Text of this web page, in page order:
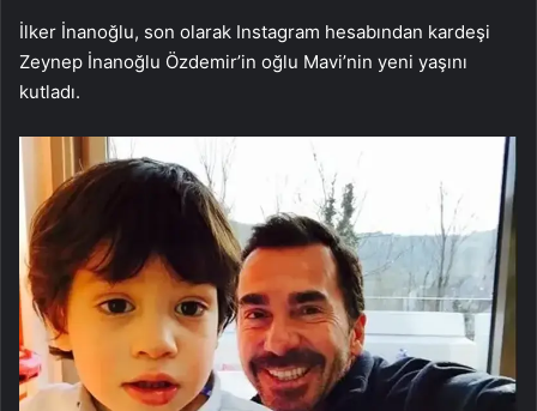
İlker İnanoğlu, son olarak Instagram hesabından kardeşi
Zeynep İnanoğlu Özdemir’in oğlu Mavi’nin yeni yaşını
kutladı.